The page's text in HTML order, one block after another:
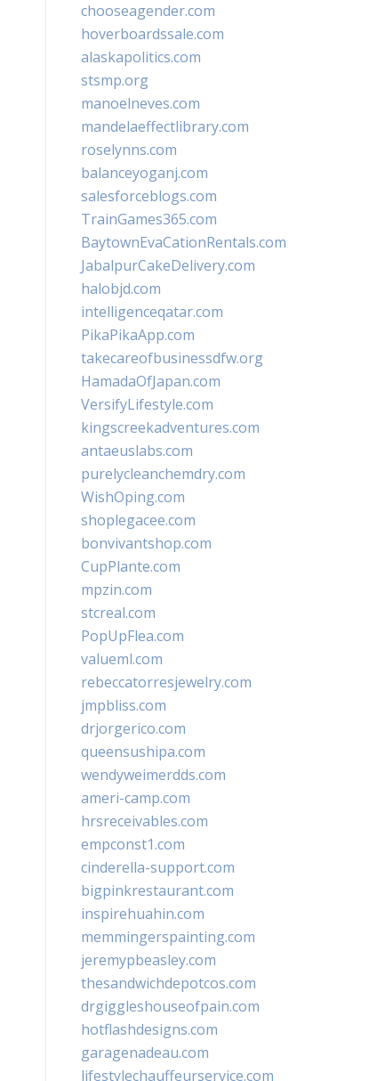
chooseagender.com
hoverboardssale.com
alaskapolitics.com
stsmp.org
manoelneves.com
mandelaeffectlibrary.com
roselynns.com
balanceyoganj.com
salesforceblogs.com
TrainGames365.com
BaytownEvaCationRentals.com
JabalpurCakeDelivery.com
halobjd.com
intelligenceqatar.com
PikaPikaApp.com
takecareofbusinessdfw.org
HamadaOfJapan.com
VersifyLifestyle.com
kingscreekadventures.com
antaeuslabs.com
purelycleanchemdry.com
WishOping.com
shoplegacee.com
bonvivantshop.com
CupPlante.com
mpzin.com
stcreal.com
PopUpFlea.com
valueml.com
rebeccatorresjewelry.com
jmpbliss.com
drjorgerico.com
queensushipa.com
wendyweimerdds.com
ameri-camp.com
hrsreceivables.com
empconst1.com
cinderella-support.com
bigpinkrestaurant.com
inspirehuahin.com
memmingerspainting.com
jeremypbeasley.com
thesandwichdepotcos.com
drgiggleshouseofpain.com
hotflashdesigns.com
garagenadeau.com
lifestylechauffeurservice.com